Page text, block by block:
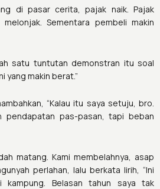
di pasar cerita, pajak naik. Pajak
Sementara pembeli makin
satu tuntutan demonstran itu soal
yang makin berat.”
“Kalau itu saya setuju, bro.
pendapatan pas-pasan, tapi beban
matang. Kami membelahnya, asap
perlahan, lalu berkata lirih, “Ini
kampung. Belasan tahun saya tak